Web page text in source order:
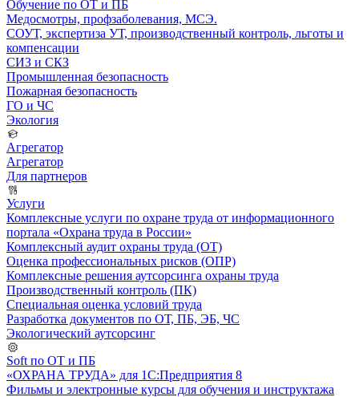
Обучение по ОТ и ПБ
Медосмотры, профзаболевания, МСЭ.
СОУТ, экспертиза УТ, производственный контроль, льготы и
компенсации
СИЗ и СКЗ
Промышленная безопасность
Пожарная безопасность
ГО и ЧС
Экология
Агрегатор
Агрегатор
Для партнеров
Услуги
Комплексные услуги по охране труда от информационного
портала «Охрана труда в России»
Комплексный аудит охраны труда (ОТ)
Оценка профессиональных рисков (ОПР)
Комплексные решения аутсорсинга охраны труда
Производственный контроль (ПК)
Специальная оценка условий труда
Разработка документов по ОТ, ПБ, ЭБ, ЧС
Экологический аутсорсинг
Soft по ОТ и ПБ
«ОХРАНА ТРУДА» для 1С:Предприятия 8
Фильмы и электронные курсы для обучения и инструктажа